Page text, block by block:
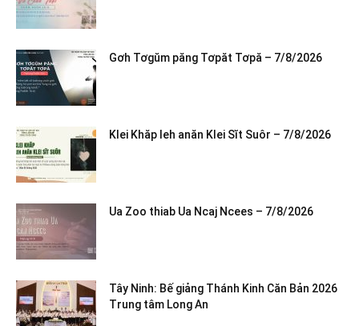
Gơh Tơgŭm păng Tơpăt Tơpă – 7/8/2026
Klei Khăp leh anăn Klei Sĭt Suôr – 7/8/2026
Ua Zoo thiab Ua Ncaj Ncees – 7/8/2026
Tây Ninh: Bế giảng Thánh Kinh Căn Bản 2026
Trung tâm Long An